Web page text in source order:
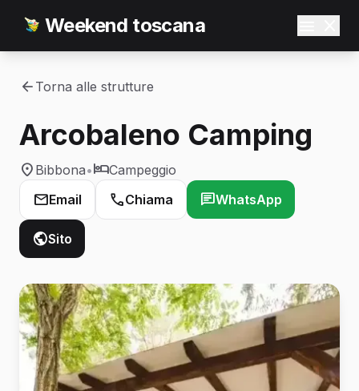
Weekend toscana
Torna alle strutture
Arcobaleno Camping
Bibbona•
Campeggio
Email
Chiama WhatsApp
Sito